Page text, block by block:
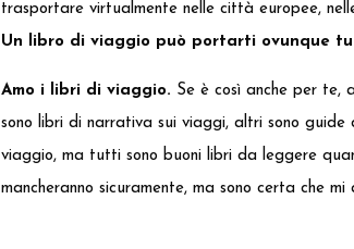
trasportare virtualmente nelle città europee,
Un libro di viaggio può portarti ovunque
Amo i libri di viaggio. Se è così anche per te,
sono libri di narrativa sui viaggi, altri sono guide
viaggio, ma tutti sono buoni libri da leggere
mancheranno sicuramente, ma sono certa che